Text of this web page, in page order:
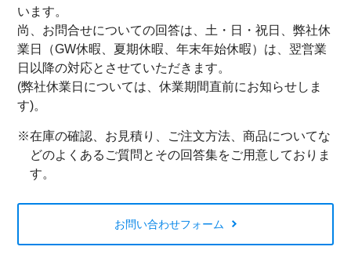
います。
尚、お問合せについての回答は、土・日・祝日、弊社休
業日（GW休暇、夏期休暇、年末年始休暇）は、翌営業
日以降の対応とさせていただきます。
(弊社休業日については、休業期間直前にお知らせしま
す)。
※在庫の確認、お見積り、ご注文方法、商品についてな
どのよくあるご質問とその回答集をご用意しておりま
す。
お問い合わせフォーム